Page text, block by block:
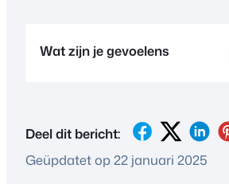
Wat zijn je gevoelens
Deel dit bericht:
Geüpdatet op 22 januari 2025